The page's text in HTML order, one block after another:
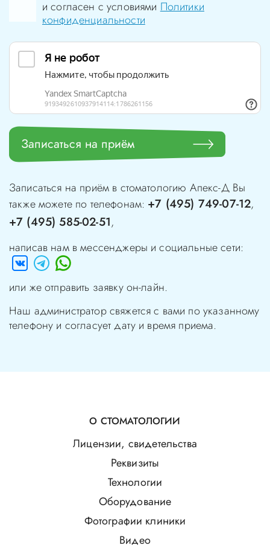
и согласен с условиямиПолитики
конфиденциальности
Записаться на приём
Записаться на приём в стоматологию Апекс-ДВы
также можете по телефонам: +7 (495) 749-07-12,
+7 (495) 585-02-51,
написав нам в мессенджеры и социальные сети:
или же отправить заявку он-лайн.
Наш администратор свяжется с вами по указанному
телефону и согласует дату и время приема.
О СТОМАТОЛОГИИ
Лицензии, свидетельства
Реквизиты
Технологии
Оборудование
Фотографии клиники
Видео